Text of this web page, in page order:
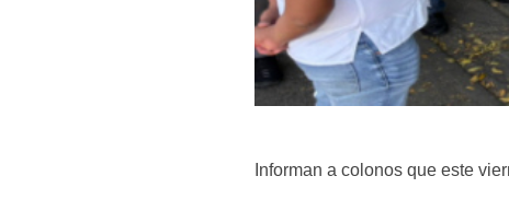
Informan a colonos que este